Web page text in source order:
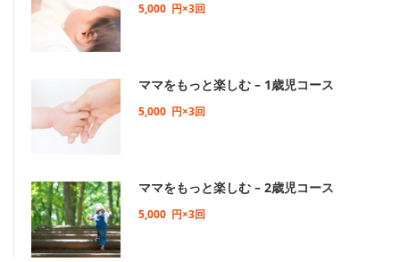
5,000 円×3回
ママをもっと楽しむ – 1歳児コース
5,000 円×3回
ママをもっと楽しむ – 2歳児コース
5,000 円×3回